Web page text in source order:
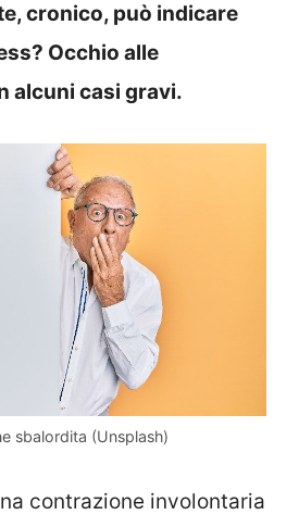
cronico, può indicare
Occhio alle
alcuni casi gravi.
sbalordita (Unsplash)
contrazione involontaria